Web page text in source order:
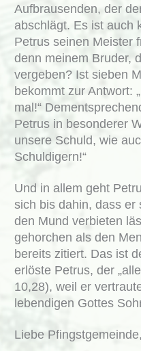
Aufbrausenden, der
abschlägt. Es ist auch
Petrus seinen Meister
denn meinem Bruder,
vergeben? Ist sieben
bekommt zur Antwort:
mal!“
Petrus in besonderer
unsere Schuld, wie
Schuldigern!“
Und in allem geht
sich bis dahin, dass er
den Mund verbieten
gehorchen als den
bereits zitiert. Das ist
erlöste Petrus, der
10,28), weil er
lebendigen Gottes
Liebe Pfingstgemeinde,